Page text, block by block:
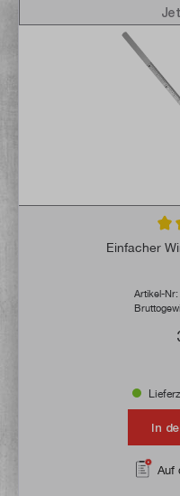
Einfacher
Artikel-Nr:
In
Auf